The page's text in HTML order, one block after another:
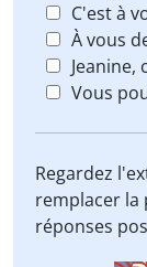
C'est à
À vous
Vous
Regardez
remplacer la
réponses